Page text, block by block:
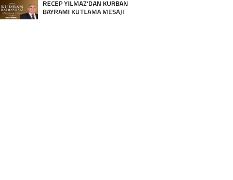
RECEP YILMAZ’DAN KURBAN
BAYRAMI KUTLAMA MESAJI